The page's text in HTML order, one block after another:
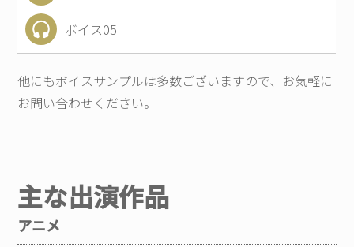
ボイス05
他にもボイスサンプルは多数ございますので、お気軽に
お問い合わせください。
主な出演作品
アニメ